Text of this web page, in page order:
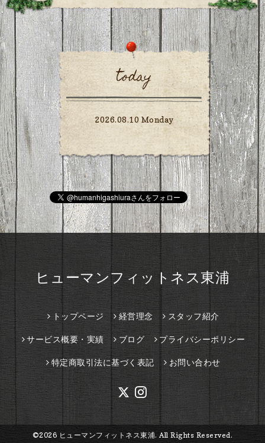
today
2026.08.10 Monday
ヒューマンフィットネス東浦
トップページ 経営理念 スタッフ紹介
サービス概要・実績 ブログ プライバシーポリシー
特定商取引法に基づく表記 お問い合わせ
©2026 ヒューマンフィットネス東浦. All Rights Reserved.